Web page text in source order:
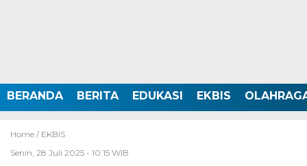
BERANDA BERITA EDUKASI EKBIS
Home / EKBIS
Senin, 28 Juli 2025 - 10:15 WIB